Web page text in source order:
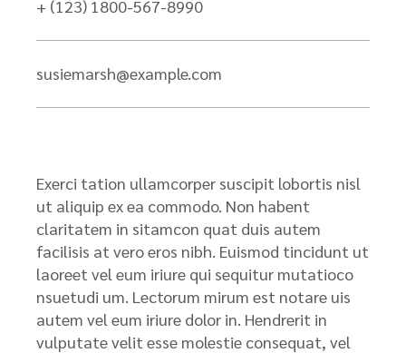
+ (123) 1800-567-8990
susiemarsh@example.com
Exerci tation ullamcorper suscipit lobortis nisl
ut aliquip ex ea commodo. Non habent
claritatem in sitamcon quat duis autem
facilisis at vero eros nibh. Euismod tincidunt ut
laoreet vel eum iriure qui sequitur mutatioco
nsuetudi um. Lectorum mirum est notare uis
autem vel eum iriure dolor in. Hendrerit in
vulputate velit esse molestie consequat, vel